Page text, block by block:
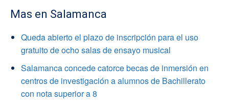
Mas en Salamanca
Queda abierto el plazo de inscripción para el uso
gratuito de ocho salas de ensayo musical
Salamanca concede catorce becas de inmersión en
centros de investigación a alumnos de Bachillerato
con nota superior a 8